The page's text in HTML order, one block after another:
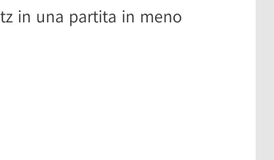
in una partita in meno